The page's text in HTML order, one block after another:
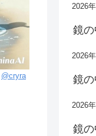
@cryra
2026
鏡
2026
鏡
2026
鏡